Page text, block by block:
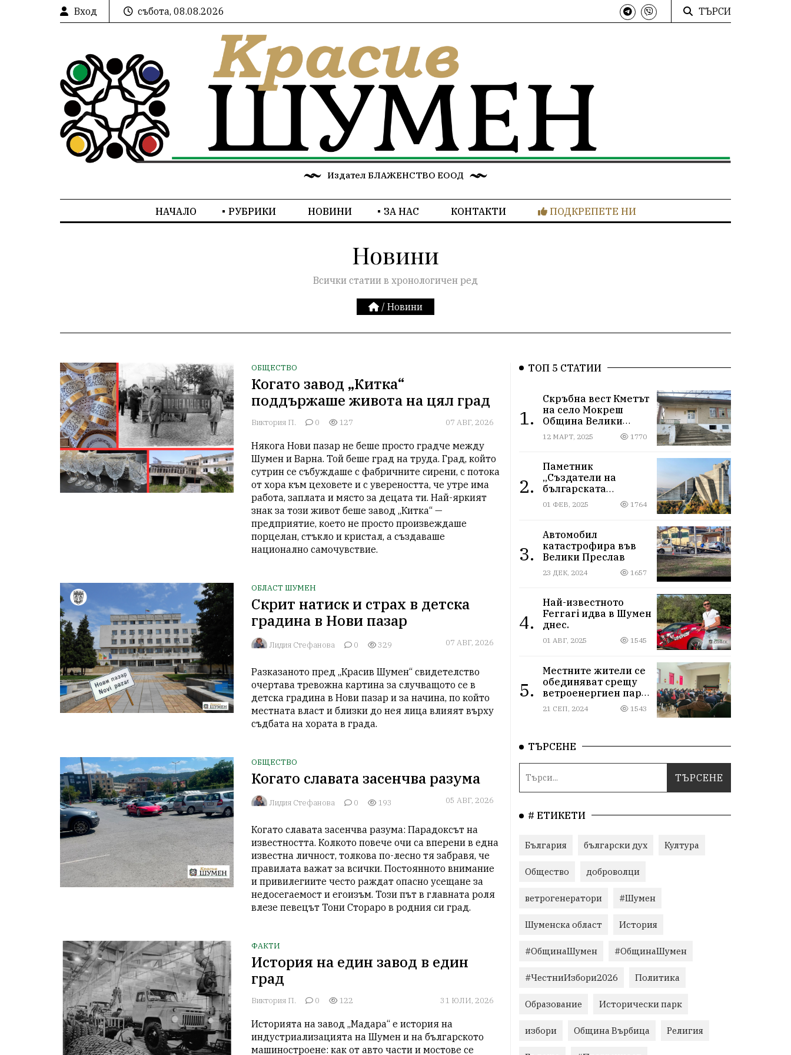
Вход събота, 08.08.2026 ТЪРСИ
Издател БЛАЖЕНСТВО ЕООД
НАЧАЛО РУБРИКИ НОВИНИ ЗА НАС КОНТАКТИ ПОДКРЕПЕТЕ НИ
Новини
Всички статии в хронологичен ред
/ Новини
ОБЩЕСТВО
Когато завод „Китка“
поддържаше живота на цял град
Виктория П. 0 127 07 АВГ, 2026
Някога Нови пазар не беше просто градче между
Шумен и Варна. Той беше град на труда. Град, който
сутрин се събуждаше с фабричните сирени, с потока
от хора към цеховете и с увереността, че утре има
работа, заплата и място за децата ти. Най-яркият
знак за този живот беше завод „Китка“ —
предприятие, което не просто произвеждаше
порцелан, стъкло и кристал, а създаваше
национално самочувствие.
ОБЛАСТ ШУМЕН
Скрит натиск и страх в детска
градина в Нови пазар
Лидия Стефанова 0 329 07 АВГ, 2026
Разказаното пред „Красив Шумен“ свидетелство
очертава тревожна картина за случващото се в
детска градина в Нови пазар и за начина, по който
местната власт и близки до нея лица влияят върху
съдбата на хората в града.
ОБЩЕСТВО
Когато славата засенчва разума
Лидия Стефанова 0 193 05 АВГ, 2026
Когато славата засенчва разума: Парадоксът на
известността. Колкото повече очи са вперени в една
известна личност, толкова по-лесно тя забравя, че
правилата важат за всички. Постоянното внимание
и привилегиите често раждат опасно усещане за
недосегаемост и егоизъм. Този път в главната роля
влезе певецът Тони Стораро в родния си град.
ФАКТИ
История на един завод в един
град
Виктория П. 0 122 31 ЮЛИ, 2026
Историята на завод „Мадара“ е история на
индустриализацията на Шумен и на българското
машиностроене: как от авто части и мостове се
ТОП 5 СТАТИИ
1.
Скръбна вест Кметът
на село Мокреш
Община Велики
Преслав се самоуби.
12 МАРТ, 2025 1770
2.
Паметник
„Създатели на
българската
държава“
01 ФЕВ, 2025 1764
3.
Автомобил
катастрофира във
Велики Преслав
23 ДЕК, 2024 1657
4.
Най-известното
Ferrari идва в Шумен
днес.
01 АВГ, 2025 1545
5.
Местните жители се
обединяват срещу
ветроенергиен парк
"Пет могили"
21 СЕП, 2024 1543
ТЪРСЕНЕ
# ЕТИКЕТИ
България български дух Култура
Общество доброволци
ветрогенератори #Шумен
Шуменска област История
#ОбщинаШумен #ОбщинаШумен
#ЧестниИзбори2026 Политика
Образование Исторически парк
избори Община Върбица Религия